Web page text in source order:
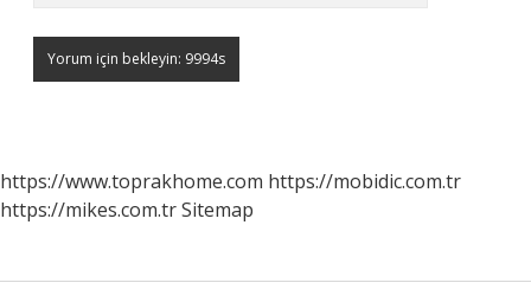
https://www.toprakhome.com https://mobidic.com.tr
https://mikes.com.trSitemap